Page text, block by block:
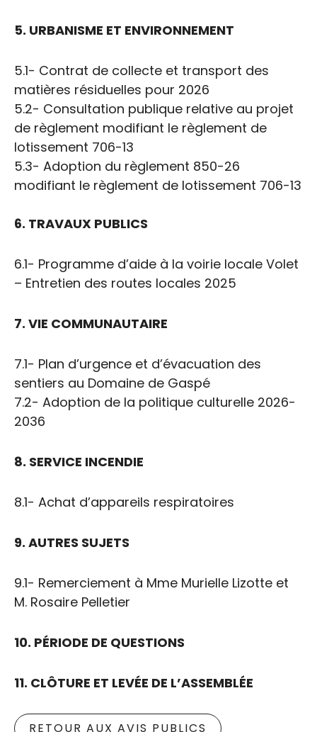
5. URBANISME ET ENVIRONNEMENT
5.1- Contrat de collecte et transport des
matières résiduelles pour 2026
5.2- Consultation publique relative au projet
de règlement modifiant le règlement de
lotissement 706-13
5.3- Adoption du règlement 850-26
modifiant le règlement de lotissement 706-13
6. TRAVAUX PUBLICS
6.1- Programme d’aide à la voirie locale Volet
– Entretien des routes locales 2025
7. VIE COMMUNAUTAIRE
7.1- Plan d’urgence et d’évacuation des
sentiers au Domaine de Gaspé
7.2- Adoption de la politique culturelle 2026-
2036
8. SERVICE INCENDIE
8.1- Achat d’appareils respiratoires
9. AUTRES SUJETS
9.1- Remerciement à Mme Murielle Lizotte et
M. Rosaire Pelletier
10. PÉRIODE DE QUESTIONS
11. CLÔTURE ET LEVÉE DE L’ASSEMBLÉE
RETOUR AUX AVIS PUBLICS